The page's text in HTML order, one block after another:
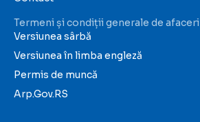
Termeni și condiții generale de afaceri
Versiunea sârbă
Versiunea în limba engleză
Permis de muncă
Arp.Gov.RS